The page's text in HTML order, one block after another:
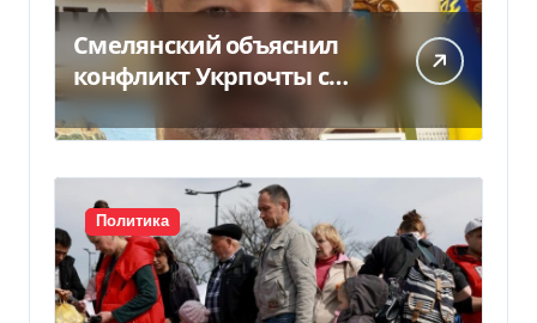
Смелянский объяснил
конфликт Укрпочты с
НБУ из-за платежек
Политика